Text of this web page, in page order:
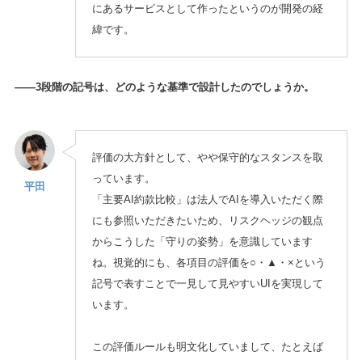
にあるサービスとして作ったというのが開発の経
緯です。
——3段階の記号は、どのような基準で設計したのでしょうか。
平田
評価の大方針として、やや保守的なスタンスを取
っています。
「主要AI約款比較」は法人でAIを導入いただく際
にも参照いただきたいため、リスクヘッジの観点
からこうした「守りの姿勢」を意識しています
ね。視覚的にも、各項目の評価を○・▲・×という
記号で表すことで一見して見やすいUIを実現して
います。
この評価ルールも明文化していまして、たとえば